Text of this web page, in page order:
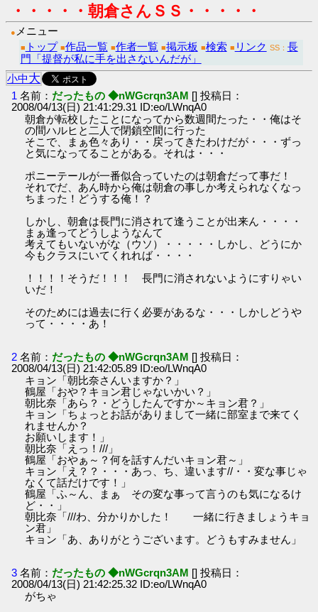
・・・・・朝倉さんＳＳ・・・・・
● メニュー
■ トップ ■作品一覧 ■作者一覧 ■掲示板 ■検索 ■ リンク SS： 長
門「提督が私に手を出さないんだが」
小中大
1 名前： だったもの ◆nWGcrqn3AM [] 投稿日：
2008/04/13(日) 21:41:29.31 ID:eo/LWnqA0
朝倉が転校したことになってから数週間たった・・俺はそ
の間ハルヒと二人で閉鎖空間に行った
そこで、まぁ色々あり・・戻ってきたわけだが・・・ずっ
と気になってることがある。それは・・・
ポニーテールが一番似合っていたのは朝倉だって事だ！
それでだ、あん時から俺は朝倉の事しか考えられなくなっ
ちまった！どうする俺！？
しかし、朝倉は長門に消されて逢うことが出来ん・・・・
まぁ逢ってどうしようなんて
考えてもいないがな（ウソ）・・・・・しかし、どうにか
今もクラスにいてくれれば・・・・
！！！！そうだ！！！ 長門に消されないようにすりゃい
いだ！
そのためには過去に行く必要があるな・・・しかしどうや
って・・・・あ！
2 名前： だったもの ◆nWGcrqn3AM [] 投稿日：
2008/04/13(日) 21:42:05.89 ID:eo/LWnqA0
キョン「朝比奈さんいますか？」
鶴屋「おや？キョン君じゃないかい？」
朝比奈「あら？・どうしたんですか～キョン君？」
キョン「ちょっとお話がありまして一緒に部室まで来てく
れませんか？
お願いします！」
朝比奈「えっ！///」
鶴屋「おやぁ～？何を話すんだいキョン君～」
キョン「え？？・・・あっ、ち、違います//・・変な事じゃ
なくて話だけです！」
鶴屋「ふ～ん、まぁ その変な事って言うのも気になるけ
ど・・」
朝比奈「///わ、分かりかした！ 一緒に行きましょうキョ
ン君」
キョン「あ、ありがとうございます。どうもすみません」
3 名前： だったもの ◆nWGcrqn3AM [] 投稿日：
2008/04/13(日) 21:42:25.32 ID:eo/LWnqA0
がちゃ